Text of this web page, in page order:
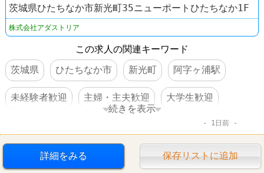
茨城県ひたちなか市新光町35ニューポートひたちなか1F
株式会社アダストリア
この求人の関連キーワード
茨城県
ひたちなか市 新光町 阿字ヶ浦駅
未経験者歓迎 主婦・主夫歓迎 大学生歓迎
社員割引あり
社員登用あり 車・バイク通勤可 禁煙・分煙
続きを表示
1日前
詳細をみる 保存リストに追加